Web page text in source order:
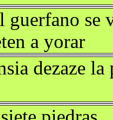
guerfano se
a yorar
dezaze